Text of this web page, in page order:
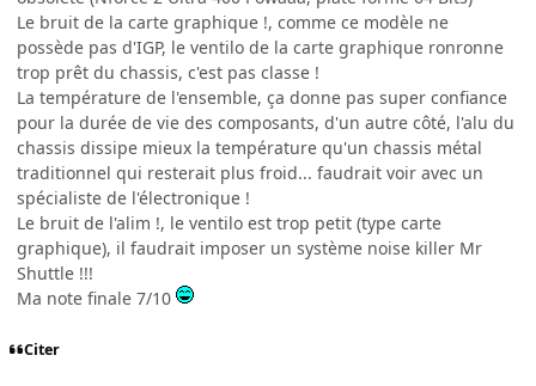
Le bruit de la carte graphique !, comme ce modèle ne
possède pas d'IGP, le ventilo de la carte graphique ronronne
trop prêt du chassis, c'est pas classe !
La température de l'ensemble, ça donne pas super confiance
pour la durée de vie des composants, d'un autre côté, l'alu du
chassis dissipe mieux la température qu'un chassis métal
traditionnel qui resterait plus froid... faudrait voir avec un
spécialiste de l'électronique !
Le bruit de l'alim !, le ventilo est trop petit (type carte
graphique), il faudrait imposer un système noise killer Mr
Shuttle !!!
Ma note finale 7/10
Citer